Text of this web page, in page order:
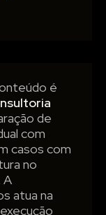
é
de
com
casos com
no
A
atua na